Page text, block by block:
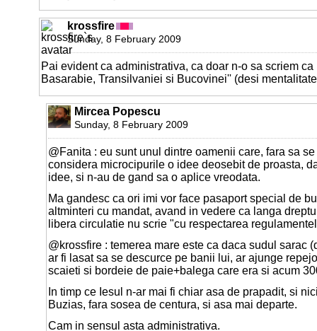
krossfire
Sunday, 8 February 2009
Pai evident ca administrativa, ca doar n-o sa scriem
Basarabie, Transilvaniei si Bucovinei'' (desi
Mircea Popescu
Sunday, 8 February 2009
@Fanita : eu sunt unul dintre oamenii care, fara sa
considera microcipurile o idee deosebit de proasta,
idee, si n-au de gand sa o aplice vreodata.
Ma gandesc ca ori imi vor face pasaport special de
altminteri cu mandat, avand in vedere ca langa
libera circulatie nu scrie "cu respectarea
@krossfire : temerea mare este ca daca sudul sarac
ar fi lasat sa se descurce pe banii lui, ar ajunge
scaieti si bordeie de paie+balega care era si acum
In timp ce Iesul n-ar mai fi chiar asa de prapadit, si
Buzias, fara sosea de centura, si asa mai departe.
Cam in sensul asta administrativa.